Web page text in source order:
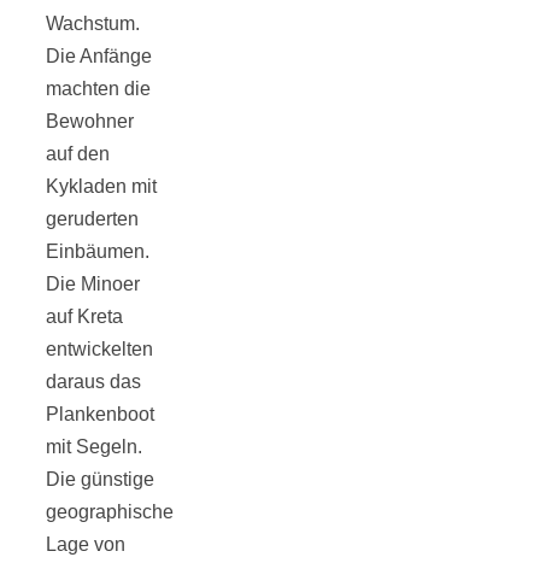
Wachstum.
Die Anfänge
machten die
Bewohner
auf den
Kykladen mit
geruderten
Einbäumen.
Die Minoer
auf Kreta
entwickelten
daraus das
Plankenboot
mit Segeln.
Die günstige
geographische
Lage von